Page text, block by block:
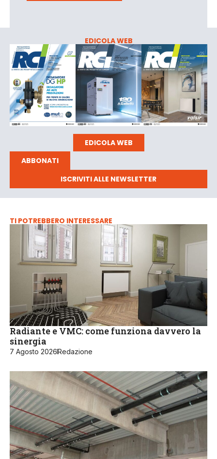
EDICOLA WEB
EDICOLA WEB
ABBONATI
ISCRIVITI ALLE NEWSLETTER
TI POTREBBERO INTERESSARE
Radiante e VMC: come funziona davvero la
sinergia
7 Agosto 2026Redazione